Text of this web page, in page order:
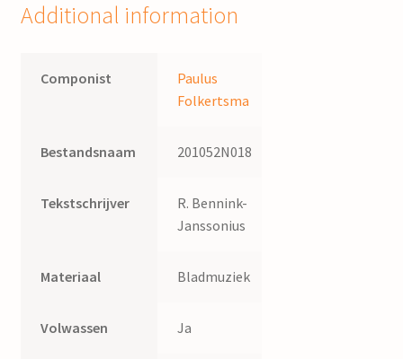
Blom
Additional information
Componist
Paulus
Folkertsma
Bestandsnaam 201052N018
Tekstschrijver
R. Bennink-
Janssonius
Materiaal Bladmuziek
Volwassen Ja